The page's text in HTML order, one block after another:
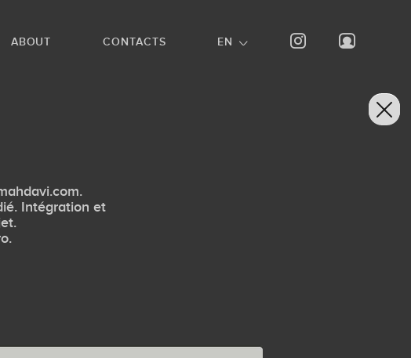
ABOUT CONTACTS EN
Intégration et